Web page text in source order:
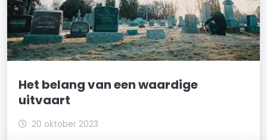
Het belang van een waardige
uitvaart
20 oktober 2023